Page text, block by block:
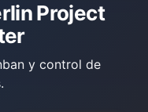
Project
y control de